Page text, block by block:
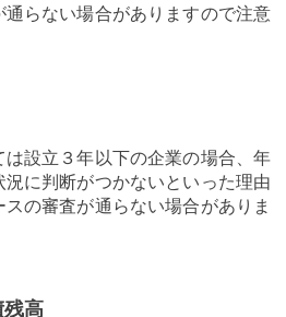
通らない場合がありますので注意
設立３年以下の企業の場合、年
に判断がつかないといった理由
の審査が通らない場合がありま
残高